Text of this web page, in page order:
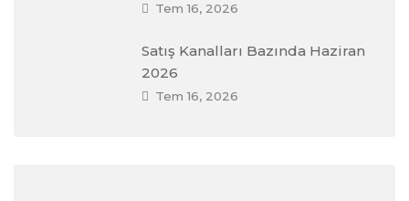
Tem 16, 2026
Satış Kanalları Bazında Haziran
2026
Tem 16, 2026